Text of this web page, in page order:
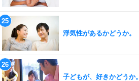
浮気性があるかどうか。
子どもが、好きかどうか。